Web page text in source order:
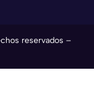
reservados –